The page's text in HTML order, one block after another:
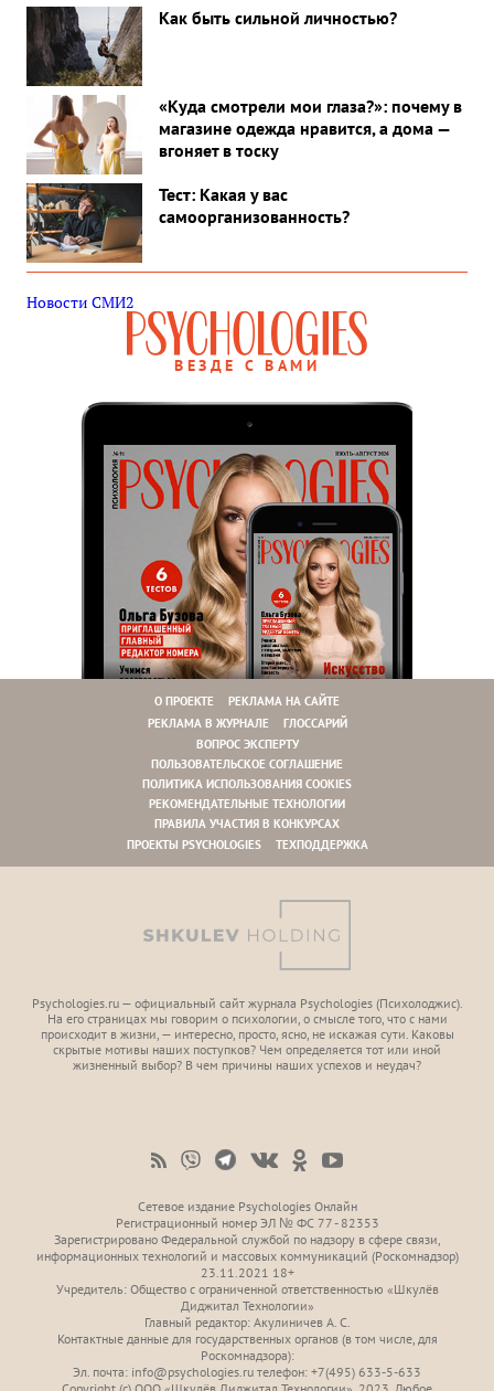
Как быть сильной личностью?
«Куда смотрели мои глаза?»: почему в
магазине одежда нравится, а дома —
вгоняет в тоску
Тест: Какая у вас
самоорганизованность?
Новости СМИ2
ВЕЗДЕ С ВАМИ
О ПРОЕКТЕ
РЕКЛАМА НА САЙТЕ
РЕКЛАМА В ЖУРНАЛЕ
ГЛОССАРИЙ
ВОПРОС ЭКСПЕРТУ
ПОЛЬЗОВАТЕЛЬСКОЕ СОГЛАШЕНИЕ
ПОЛИТИКА ИСПОЛЬЗОВАНИЯ COOKIES
РЕКОМЕНДАТЕЛЬНЫЕ ТЕХНОЛОГИИ
ПРАВИЛА УЧАСТИЯ В КОНКУРСАХ
ПРОЕКТЫ PSYCHOLOGIES
ТЕХПОДДЕРЖКА
Psychologies.ru — официальный сайт журнала Psychologies (Психoлоджиc).
На его страницах мы говорим о психологии, о смысле того, что с нами
происходит в жизни, — интересно, просто, ясно, не искажая сути. Каковы
скрытые мотивы наших поступков? Чем определяется тот или иной
жизненный выбор? В чем причины наших успехов и неудач?
Сетевое издание Psychologies Онлайн
Регистрационный номер ЭЛ № ФС 77 - 82353
Зарегистрировано Федеральной службой по надзору в сфере связи,
информационных технологий и массовых коммуникаций (Роскомнадзор)
23.11.2021 18+
Учредитель: Общество с ограниченной ответственностью «Шкулёв
Диджитал Технологии»
Главный редактор: Акулиничев А. С.
Контактные данные для государственных органов (в том числе, для
Роскомнадзора):
Эл. почта: info@psychologies.ru телефон: +7(495) 633-5-633